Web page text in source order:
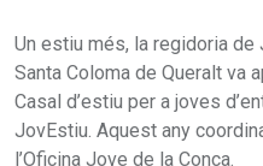
Un estiu més, la regidoria de
Santa Coloma de Queralt va
Casal d’estiu per a joves
JovEstiu. Aquest any
l’Oficina Jove de la Conca.